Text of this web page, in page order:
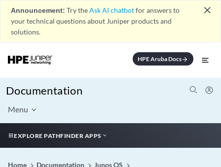
Announcement: Try theAsk AI chatbotfor answers to
your technical questions about Juniper products and
solutions.
close
HPE Aruba Docsarrow_forward
Documentation
Menu
EXPLORE PATHFINDER APPS
Home Documentation
Junos OS